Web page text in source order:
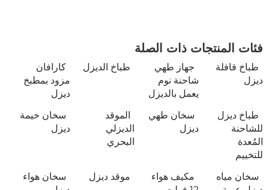
فئات المنتجات ذات الصلة
طباخ قافلة
ديزل
جهاز طهي
شاحنة نوم
يعمل بالديزل
طباخ الديزل
كارافان
مزود بمطبخ
ديزل
طباخ ديزل
للشاحنة
المُعدة
للتخييم
سخان طهي
ديزل
الموقد
الديزلي
البحري
سخان خيمة
ديزل
سخان مياه
مكيف هواء
موقد ديزل
سخان هواء